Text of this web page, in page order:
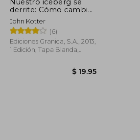
derrite: Cómo cambiar
y tener éxito en
situaciones adversas =
Our Iceberg Is Melting
John Kotter
(6)
Ediciones Granica, S.A., 2013,
1 Edición, Tapa Blanda,